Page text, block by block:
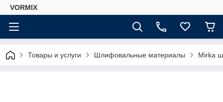
VORMIX
Товары и услуги Шлифовальные материалы Mirka